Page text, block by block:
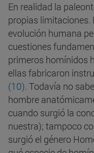
En realidad la
propias limitaciones.
evolución humana
cuestiones
primeros homínidos
ellas fabricaron
(10). Todavía no
hombre
cuando surgió la
nuestra); tampoco
surgió el género